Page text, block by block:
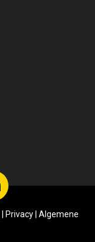
Privacy| Algemene